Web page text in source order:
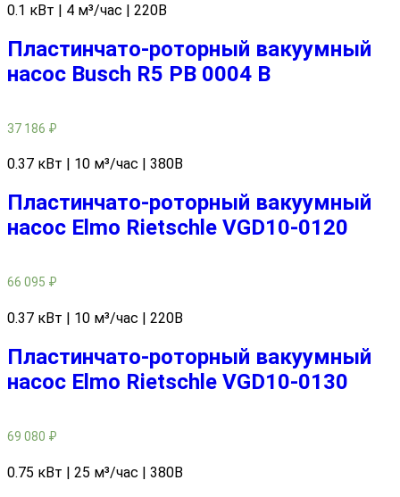
0.1 кВт | 4 м³/час | 220В
Пластинчато-роторный вакуумный
насос Busch R5 PB 0004 В
37 186 ₽
0.37 кВт | 10 м³/час | 380В
Пластинчато-роторный вакуумный
насос Elmo Rietschle VGD10-0120
66 095 ₽
0.37 кВт | 10 м³/час | 220В
Пластинчато-роторный вакуумный
насос Elmo Rietschle VGD10-0130
69 080 ₽
0.75 кВт | 25 м³/час | 380В